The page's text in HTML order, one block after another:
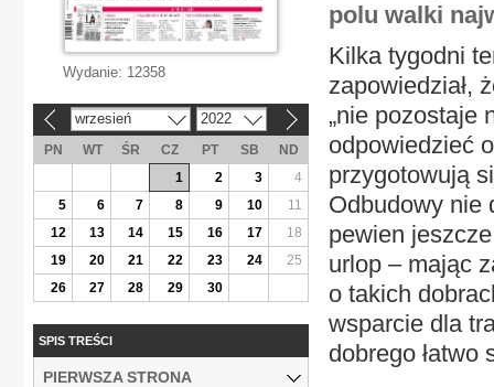
polu walki
Kilka tygodni
zapowiedział,
„nie pozostaje
odpowiedzieć
przygotowują
Odbudowy nie
pewien
urlop – mając
o takich
wsparcie dla
dobrego
Wydanie: 12358
wrzesień 2022
PN WT ŚR CZ PT SB
ND
1
2 3
4
5
6 7 8 9 10
11
12
13 14 15 16 17
18
19
20 21 22 23 24
25
26
27 28 29 30
SPIS TREŚCI
PIERWSZA STRONA